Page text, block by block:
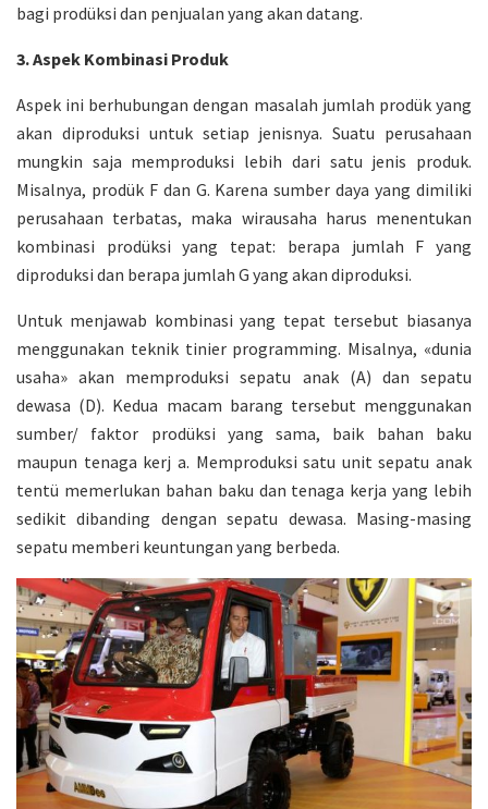
bagi prodüksi dan penjualan yang akan datang.
3. Aspek Kombinasi Produk
Aspek ini berhubungan dengan masalah jumlah prodük yang
akan diproduksi untuk setiap jenisnya. Suatu perusahaan
mungkin saja memproduksi lebih dari satu jenis produk.
Misalnya, prodük F dan G. Karena sumber daya yang dimiliki
perusahaan terbatas, maka wirausaha harus menentukan
kombinasi prodüksi yang tepat: berapa jumlah F yang
diproduksi dan berapa jumlah G yang akan diproduksi.
Untuk menjawab kombinasi yang tepat tersebut biasanya
menggunakan teknik tinier programming. Misalnya, «dunia
usaha» akan memproduksi sepatu anak (A) dan sepatu
dewasa (D). Kedua macam barang tersebut menggunakan
sumber/ faktor prodüksi yang sama, baik bahan baku
maupun tenaga kerj a. Memproduksi satu unit sepatu anak
tentü memerlukan bahan baku dan tenaga kerja yang lebih
sedikit dibanding dengan sepatu dewasa. Masing-masing
sepatu memberi keuntungan yang berbeda.